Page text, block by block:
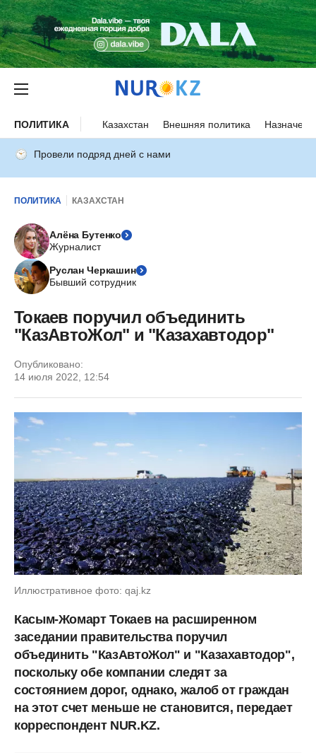
ПОЛИТИКА Казахстан Внешняя политика
Провели подряд дней с нами
ПОЛИТИКА КАЗАХСТАН
Алёна Бутенко
Журналист
Руслан Черкашин
Бывший сотрудник
Токаев поручил объединить
"КазАвтоЖол" и "Казахавтодор"
Опубликовано:
14 июля 2022, 12:54
Иллюстративное фото: qaj.kz
Касым-Жомарт Токаев на расширенном
заседании правительства поручил
объединить "КазАвтоЖол" и "Казахавтодор",
поскольку обе компании следят за
состоянием дорог, однако, жалоб от граждан
на этот счет меньше не становится, передает
корреспондент NUR.KZ.